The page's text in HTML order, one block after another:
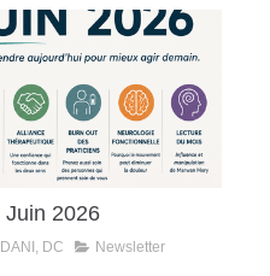
Juin 2026
DC Newsletter